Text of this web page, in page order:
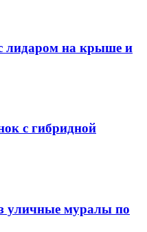
лидаром на крыше и
с гибридной
уличные муралы по